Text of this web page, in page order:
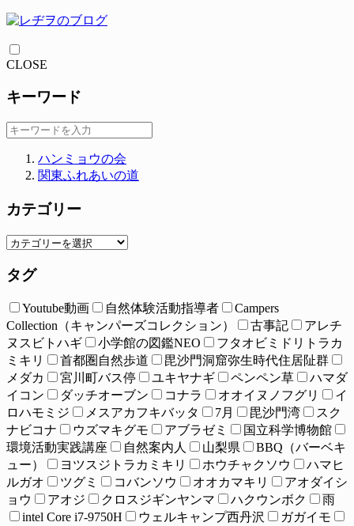
CLOSE
キーワード
ハンミョウの会
関東ふれあいの道
カテゴリー
タグ
Youtube動画 自然体験活動指導者
Campers
Collection（キャンパーズコレクション）
古事記
アレチ
ヌスビトハギ
小学館の図鑑NEO
フタオビミドリトラカ
ミキリ
首都圏自然歩道
毘沙門洞窟弥生時代住居阯群
メダカ
宮川町バス停 ユキヤナギ ペンペン草
ハマダ
イコン
ダッチオーブン コナラ オオイヌノフグリ
イ
ロハモミジ
メスアカフキバッタ 7月 毘沙門湾
スク
ナビコナ
ウズマキグモ アブラゼミ
国立科学博物館
環境活動実践講座
自然案内人 山梨県
BBQ（バーベキ
ュー）
ヨツスジトラカミキリ ホウチャクソウ
ハマヒ
ルガオ
ツグミ コバンソウ オオカマキリ
アオダイシ
ョウ
アオジ クロスジギンヤンマ ハクウンボク
雨
intel Core i7-9750H
ウェルキャンプ西丹沢
ガガイモ